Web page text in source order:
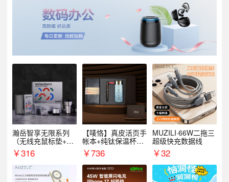
瀚岳智享无限系列
（无线充鼠标垫+飞
利浦音响+乐扣咖啡
杯）
￥316
【唛恪】真皮活页手
帐本+纯钛保温杯
+檀木水笔
￥736
MUZILI·66W二拖三
超级快充数据线
￥32